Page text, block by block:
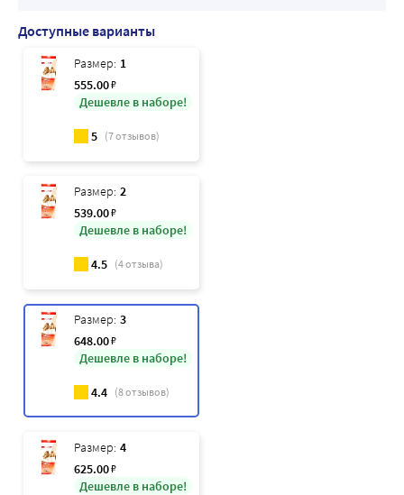
Доступные варианты
Размер: 1
555.00₽
Дешевле в наборе!
5 (7отзывов)
Размер: 2
539.00₽
Дешевле в наборе!
4.5 (4отзыва)
Размер: 3
648.00₽
Дешевле в наборе!
4.4 (8отзывов)
Размер: 4
625.00₽
Дешевле в наборе!